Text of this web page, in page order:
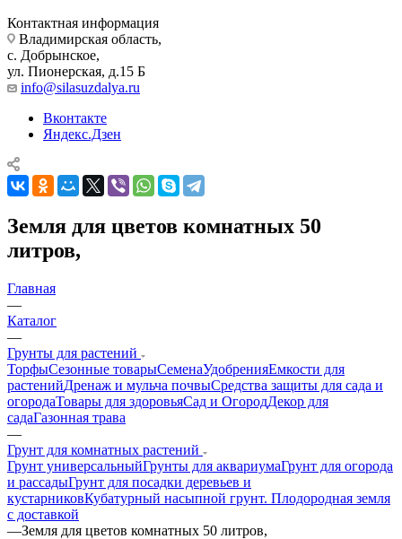
Контактная информация
Владимирская область,
с. Добрынское,
ул. Пионерская, д.15 Б
info@silasuzdalya.ru
Вконтакте
Яндекс.Дзен
Земля для цветов комнатных 50
литров,
Главная
—
Каталог
—
Грунты для растений
ТорфыСезонные товарыСеменаУдобренияЕмкости для
растенийДренаж и мульча почвыСредства защиты для сада и
огородаТовары для здоровьяСад и ОгородДекор для
садаГазонная трава
—
Грунт для комнатных растений
Грунт универсальныйГрунты для аквариумаГрунт для огорода
и рассадыГрунт для посадки деревьев и
кустарниковКубатурный насыпной грунт. Плодородная земля
с доставкой
—Земля для цветов комнатных 50 литров,